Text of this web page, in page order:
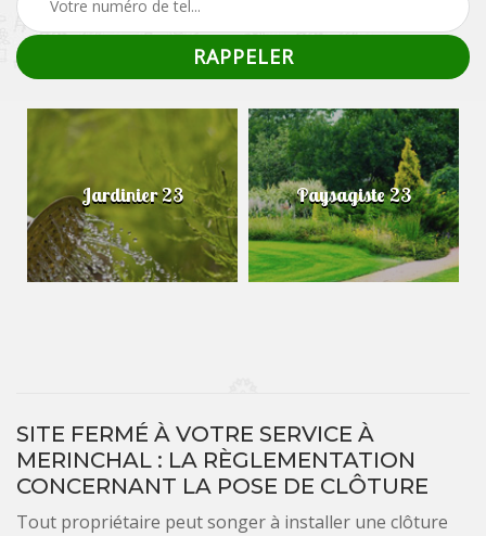
Jardinier 23 Paysagiste 23
SITE FERMÉ À VOTRE SERVICE À
MERINCHAL : LA RÈGLEMENTATION
CONCERNANT LA POSE DE CLÔTURE
Tout propriétaire peut songer à installer une clôture